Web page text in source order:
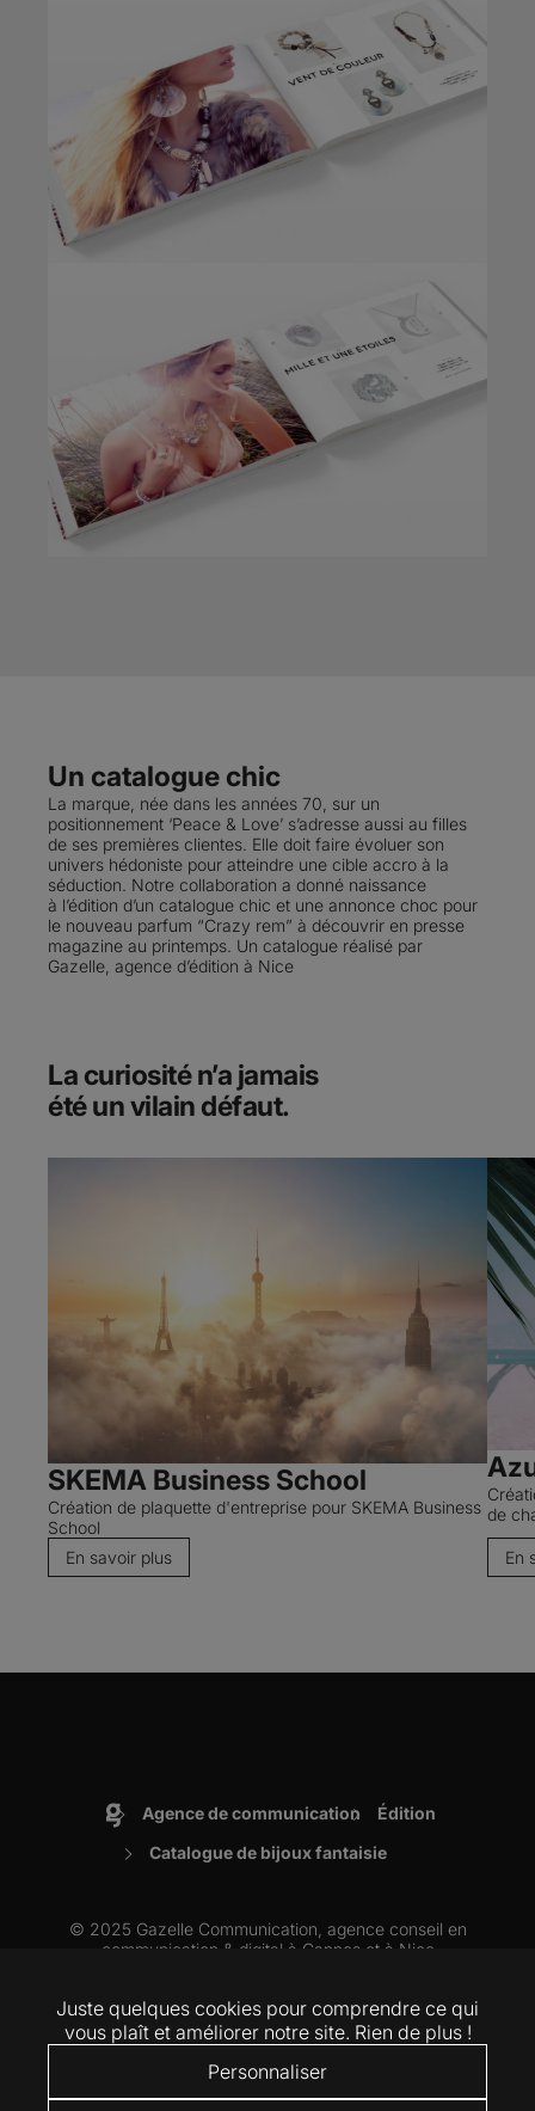
Un catalogue chic
La marque, née dans les années 70, sur un
positionnement ‘Peace & Love’ s’adresse aussi au filles
de ses premières clientes. Elle doit faire évoluer son
univers hédoniste pour atteindre une cible accro à la
séduction. Notre collaboration a donné naissance
à l’édition d’un catalogue chic et une annonce choc pour
le nouveau parfum “Crazy rem” à découvrir en presse
magazine au printemps. Un catalogue réalisé par
Gazelle, agence d’édition à Nice
La curiosité n’a jamais
été un vilain défaut.
SKEMA Business School
Création de plaquette d'entreprise pour SKEMA Business
School
En savoir plus
de
En
Accueil
Agence de communication
Édition
Catalogue de bijoux fantaisie
© 2025 Gazelle Communication, agence conseil en
communication & digital à Cannes et à Nice
ARTICLES VIDÉOS MENTIONS LÉGALES RSE COOKIES
Juste quelques cookies pour comprendre ce qui
vous plaît et améliorer notre site. Rien de plus !
Personnaliser